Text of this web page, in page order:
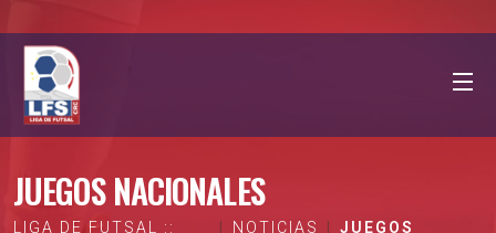
JUEGOS NACIONALES
LIGA DE FUTSAL ::
NOTICIAS
JUEGOS